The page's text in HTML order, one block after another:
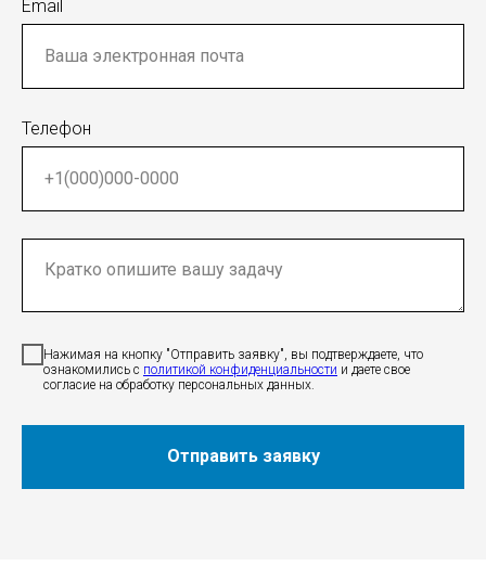
Email
Телефон
Нажимая на кнопку "Отправить заявку", вы подтверждаете, что
ознакомились c политикой конфиденциальности и даете свое
согласие на обработку персональных данных.
Отправить заявку